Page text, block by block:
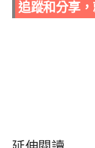
追蹤和分享，